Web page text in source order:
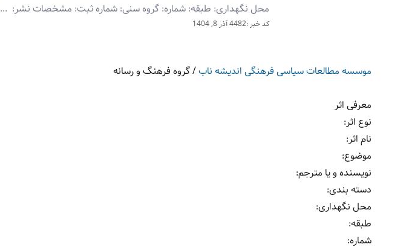
محل نگهداری: طبقه: شماره: گروه سنی: شماره ثبت: مشخصات نشر: ‏‫ ‏‬...
کد خبر :4482 آذر 8, 1404
موسسه مطالعات سیاسی فرهنگی اندیشه ناب/گروه فرهنگ و رسانه
معرفی اثر
نوع اثر:
نام اثر:
موضوع:
نویسنده و یا مترجم:
دسته بندی:
محل نگهداری:
طبقه:
شماره: